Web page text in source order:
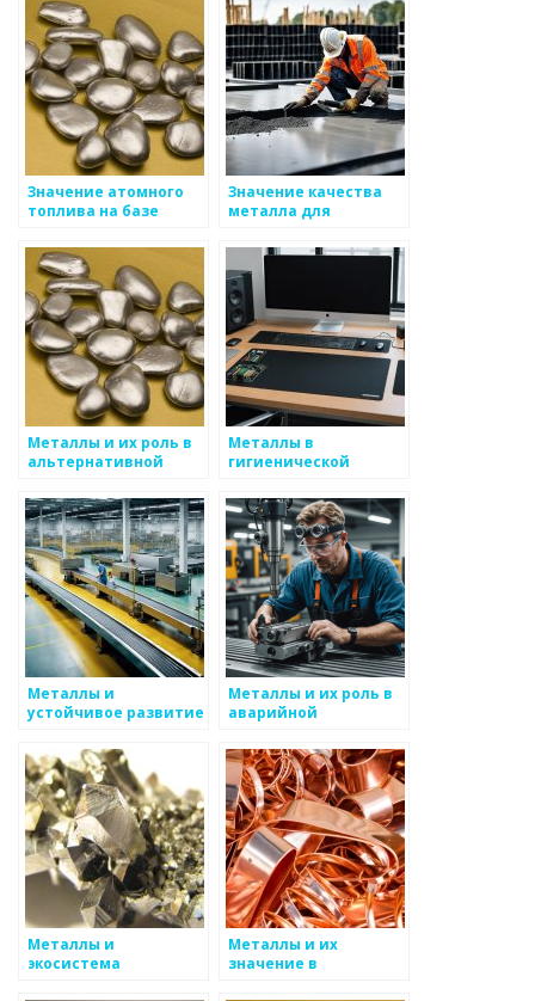
Значение атомного
топлива на базе
Значение качества
металла для
Металлы и их роль в
альтернативной
Металлы в
гигиенической
Металлы и
устойчивое развитие
Металлы и их роль в
аварийной
Металлы и
экосистема
Металлы и их
значение в